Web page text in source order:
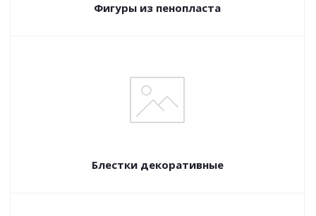
Фигуры из пенопласта
Блестки декоративные